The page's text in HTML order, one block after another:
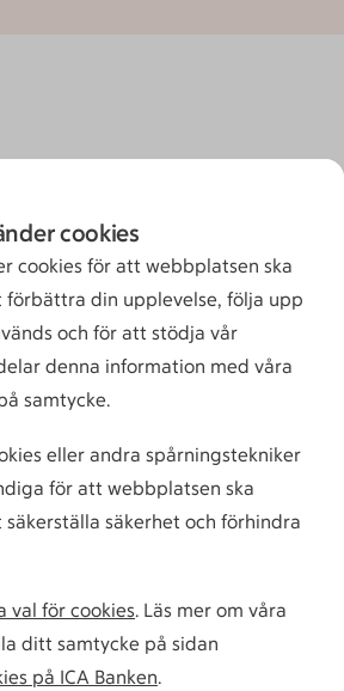
cookies
cookies för att webbplatsen ska
din upplevelse, följa upp
och för att stödja vår
denna information med våra
samtycke.
eller andra spårningstekniker
för att webbplatsen ska
säkerhet och förhindra
val för cookies. Läs mer om våra
ditt samtycke på sidan
på ICA Banken.